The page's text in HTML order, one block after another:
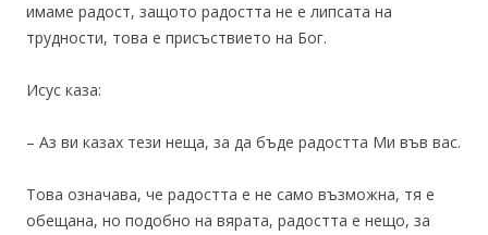
имаме радост, защото радостта не е липсата на
трудности, това е присъствието на Бог.
Исус каза:
– Аз ви казах тези неща, за да бъде радостта Ми във вас.
Това означава, че радостта е не само възможна, тя е
обещана, но подобно на вярата, радостта е нещо, за